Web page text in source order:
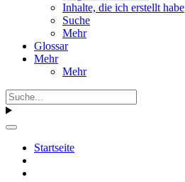
Inhalte, die ich erstellt habe
Suche
Mehr
Glossar
Mehr
Mehr
Startseite